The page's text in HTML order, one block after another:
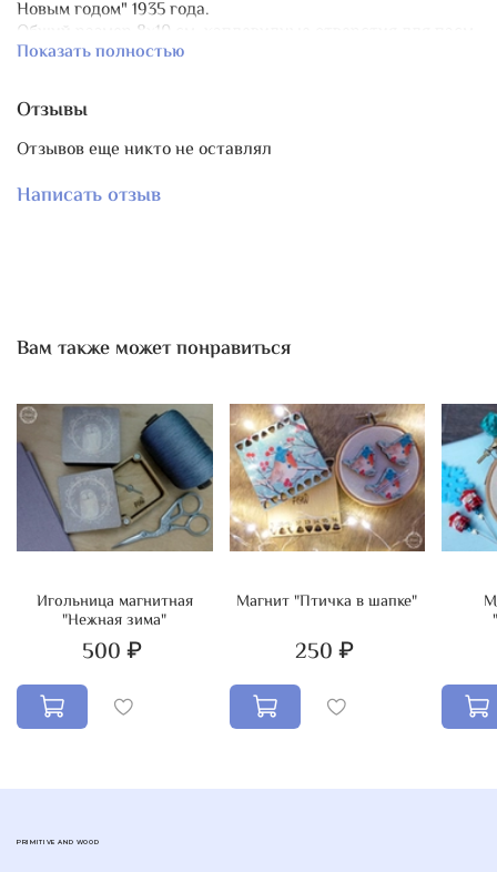
Новым годом" 1935 года.
Общий размер 8х10 см, каплевидные отверстия для пасм
мулине размером 10х7 мм.
нумерации на обороте.
Принт закреплён и дополнительно отшлифован вручную
до гладкости, не сотрётся и не выцветет.
В комплект отлично подойдет
Показать полностью
Отзывы
Отзывов еще никто не оставлял
Написать отзыв
Вам также может понравиться
Игольница магнитная
"Нежная зима"
500 ₽
Магнит "Птичка в шапке"
250 ₽
PRIMITIVE AND WOOD